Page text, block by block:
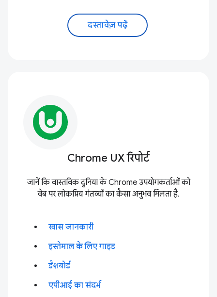
दस्तावेज़ पढ़ें
Chrome UX रिपोर्ट
जानें कि वास्तविक दुनिया के Chrome उपयोगकर्ताओं को
वेब पर लोकप्रिय गंतव्यों का कैसा अनुभव मिलता है.
खास जानकारी
इस्तेमाल के लिए गाइड
डैशबोर्ड
एपीआई का संदर्भ